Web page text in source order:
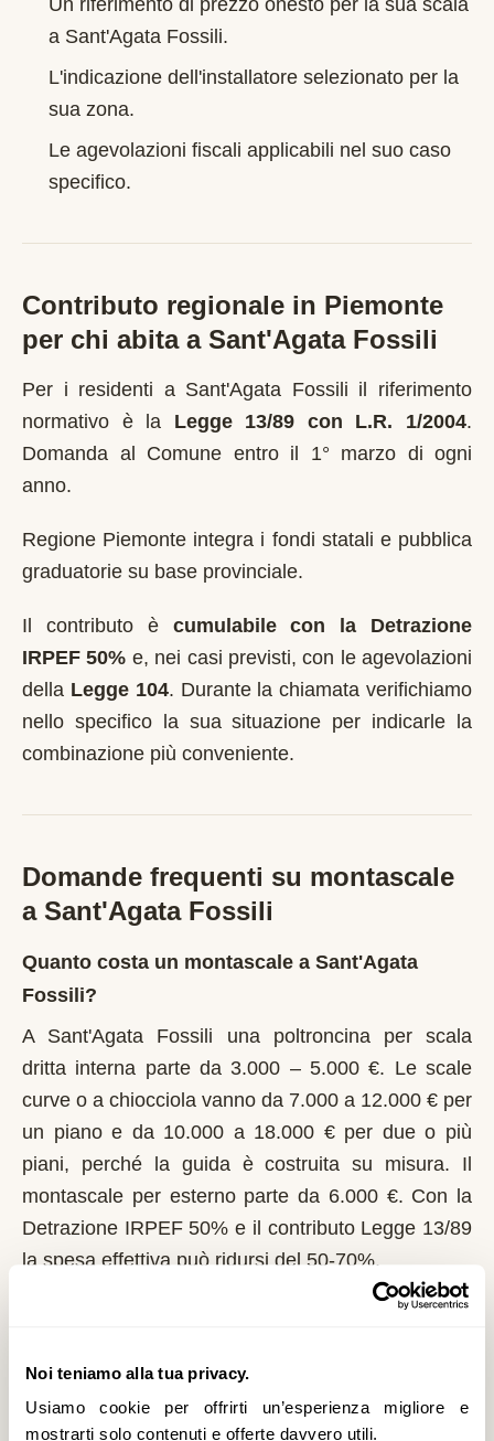
Noi teniamo alla tua privacy.
Usiamo cookie per offrirti un’esperienza migliore e
mostrarti solo contenuti e offerte davvero utili.
Un riferimento di prezzo onesto per la sua scala
a Sant'Agata Fossili.
L'indicazione dell'installatore selezionato per la
sua zona.
Le agevolazioni fiscali applicabili nel suo caso
specifico.
Contributo regionale in Piemonte
per chi abita a Sant'Agata Fossili
Per i residenti a Sant'Agata Fossili il riferimento
normativo è la
Legge 13/89 con L.R. 1/2004.
Domanda al Comune entro il 1° marzo di ogni
anno.
Regione Piemonte integra i fondi statali e pubblica
graduatorie su base provinciale.
Il contributo è cumulabile con la Detrazione
IRPEF 50% e, nei casi previsti, con le agevolazioni
della Legge 104. Durante la chiamata verifichiamo
nello specifico la sua situazione per indicarle la
combinazione più conveniente.
Domande frequenti su montascale
a Sant'Agata Fossili
Quanto costa un montascale a Sant'Agata
Fossili?
A Sant'Agata Fossili una poltroncina per scala
dritta interna parte da 3.000 – 5.000 €. Le scale
curve o a chiocciola vanno da 7.000 a 12.000 € per
un piano e da 10.000 a 18.000 € per due o più
piani, perché la guida è costruita su misura. Il
montascale per esterno parte da 6.000 €. Con la
Detrazione IRPEF 50% e il contributo Legge 13/89
la spesa effettiva può ridursi del 50-70%.
13/89 con L.R. 1/2004. Domanda al Comune entro